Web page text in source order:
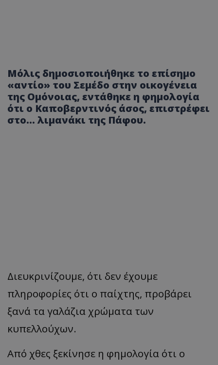
Μόλις δημοσιοποιήθηκε το επίσημο
«αντίο» του Σεμέδο στην οικογένεια
της Ομόνοιας, εντάθηκε η φημολογία
ότι ο Καποβερντινός άσος, επιστρέφει
στο… λιμανάκι της Πάφου.
Διευκρινίζουμε, ότι δεν έχουμε
πληροφορίες ότι ο παίχτης, προβάρει
ξανά τα γαλάζια χρώματα των
κυπελλούχων.
Από χθες ξεκίνησε η φημολογία ότι ο